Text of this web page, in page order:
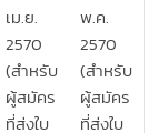
เม.ย.
2570
(สำหรับ
ผู้สมัคร
ที่ส่งใบ
พ.ค.
2570
(สำหรับ
ผู้สมัคร
ที่ส่งใบ